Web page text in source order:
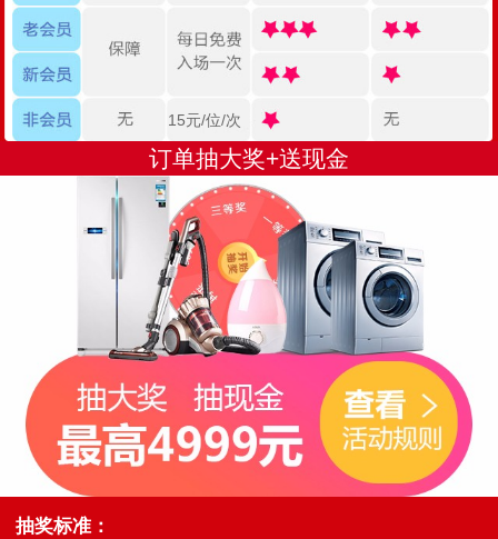
15元/位/次
订单抽大奖+送现金
抽奖标准：